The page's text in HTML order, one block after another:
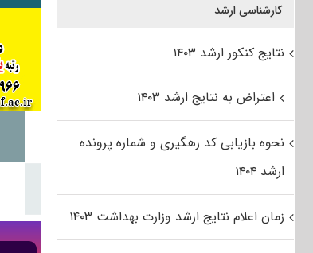
کارشناسی ارشد
نتایج کنکور ارشد ۱۴۰۳
اعتراض به نتایج ارشد ۱۴۰۳
نحوه بازیابی کد رهگیری و شماره پرونده
ارشد ۱۴۰۴
زمان اعلام نتایج ارشد وزارت بهداشت ۱۴۰۳